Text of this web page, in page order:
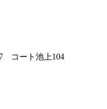
コート池上104